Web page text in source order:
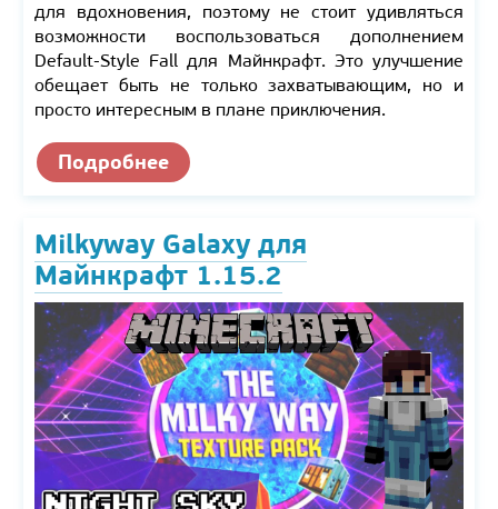
для вдохновения, поэтому не стоит удивляться
возможности воспользоваться дополнением
Default-Style Fall для Майнкрафт. Это улучшение
обещает быть не только захватывающим, но и
просто интересным в плане приключения.
Подробнее
Milkyway Galaxy для
Майнкрафт 1.15.2